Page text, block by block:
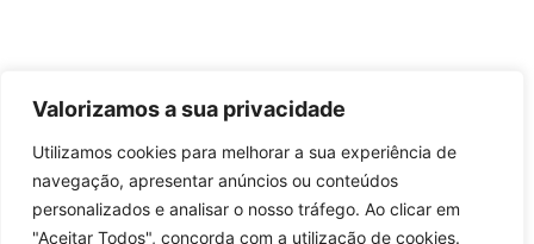
Valorizamos a sua privacidade
Utilizamos cookies para melhorar a sua experiência de
navegação, apresentar anúncios ou conteúdos
personalizados e analisar o nosso tráfego. Ao clicar em
"Aceitar Todos", concorda com a utilização de cookies.